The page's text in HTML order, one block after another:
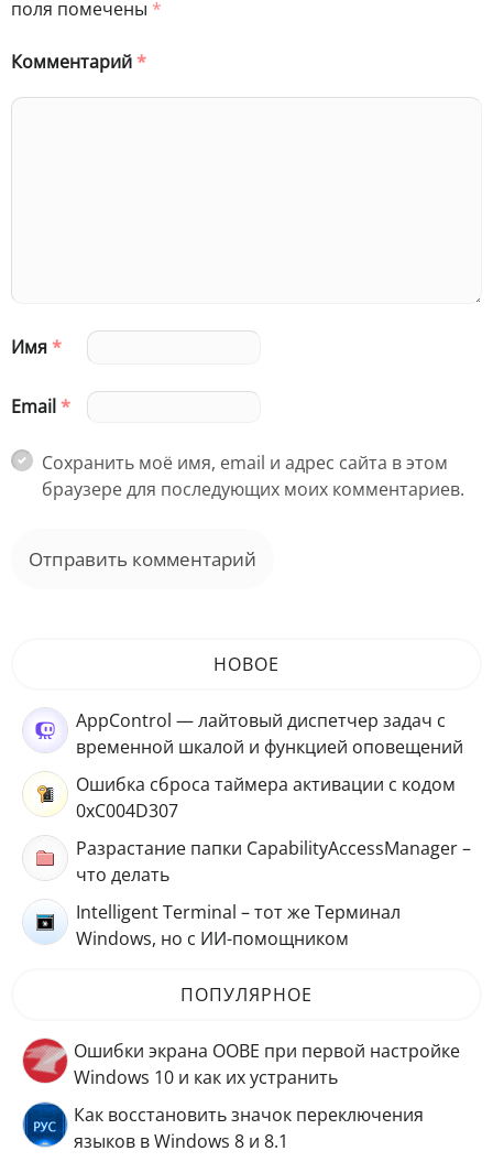
поля помечены *
Комментарий*
Имя*
Email*
Сохранить моё имя, email и адрес сайта в этом
браузере для последующих моих комментариев.
НОВОЕ
AppControl — лайтовый диспетчер задач с
временной шкалой и функцией оповещений
Ошибка сброса таймера активации с кодом
0xC004D307
Разрастание папки CapabilityAccessManager –
что делать
Intelligent Terminal – тот же Терминал
Windows, но с ИИ-помощником
ПОПУЛЯРНОЕ
Ошибки экрана OOBE при первой настройке
Windows 10 и как их устранить
Как восстановить значок переключения
языков в Windows 8 и 8.1